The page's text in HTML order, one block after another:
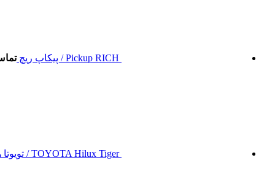
Pickup RICH / پیکاپ ریچ
TOYOTA Hilux Tiger / تویوتا هایلوکس تایگر